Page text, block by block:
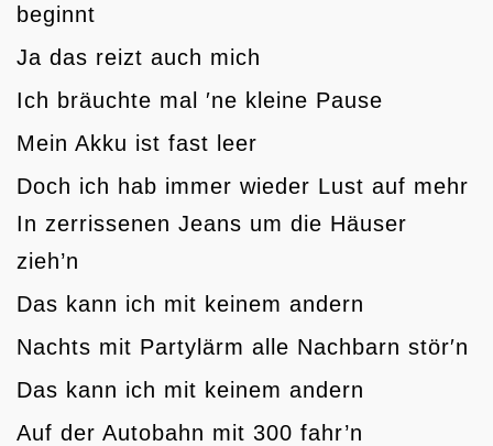
beginnt
Ja das reizt auch mich
Ich bräuchte mal ′ne kleine Pause
Mein Akku ist fast leer
Doch ich hab immer wieder Lust auf mehr
In zerrissenen Jeans um die Häuser
zieh’n
Das kann ich mit keinem andern
Nachts mit Partylärm alle Nachbarn stör′n
Das kann ich mit keinem andern
Auf der Autobahn mit 300 fahr’n